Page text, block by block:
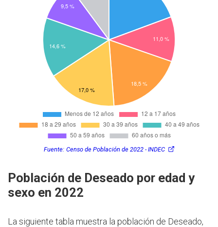
Fuente: Censo de Población de 2022 - INDEC
Población de Deseado por edad y
sexo en 2022
La siguiente tabla muestra la población de Deseado,